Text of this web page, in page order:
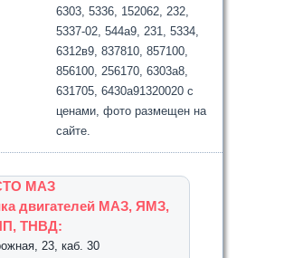
6303, 5336, 152062, 232,
5337-02, 544а9, 231, 5334,
6312в9, 837810, 857100,
856100, 256170, 6303а8,
631705, 6430а91320020 с
ценами, фото размещен на
сайте.
МАЗ
двигателей МАЗ, ЯМЗ,
ТНВД:
23, каб. 30